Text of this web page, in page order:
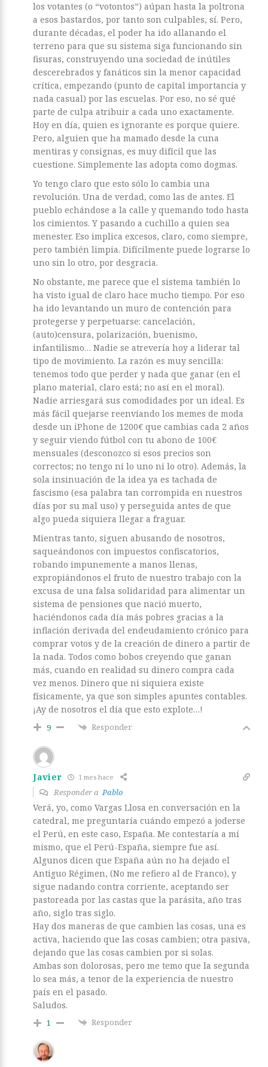
los votantes (o “votontos”) aúpan hasta la poltrona
a esos bastardos, por tanto son culpables, sí. Pero,
durante décadas, el poder ha ido allanando el
terreno para que su sistema siga funcionando sin
fisuras, construyendo una sociedad de inútiles
descerebrados y fanáticos sin la menor capacidad
crítica, empezando (punto de capital importancia y
nada casual) por las escuelas. Por eso, no sé qué
parte de culpa atribuir a cada uno exactamente.
Hoy en día, quien es ignorante es porque quiere.
Pero, alguien que ha mamado desde la cuna
mentiras y consignas, es muy difícil que las
cuestione. Simplemente las adopta como dogmas.
Yo tengo claro que esto sólo lo cambia una
revolución. Una de verdad, como las de antes. El
pueblo echándose a la calle y quemando todo hasta
los cimientos. Y pasando a cuchillo a quien sea
menester. Eso implica excesos, claro, como siempre,
pero también limpia. Difícilmente puede lograrse lo
uno sin lo otro, por desgracia.
No obstante, me parece que el sistema también lo
ha visto igual de claro hace mucho tiempo. Por eso
ha ido levantando un muro de contención para
protegerse y perpetuarse: cancelación,
(auto)censura, polarización, buenismo,
infantilismo… Nadie se atrevería hoy a liderar tal
tipo de movimiento. La razón es muy sencilla:
tenemos todo que perder y nada que ganar (en el
plano material, claro está; no así en el moral).
Nadie arriesgará sus comodidades por un ideal. Es
más fácil quejarse reenviando los memes de moda
desde un iPhone de 1200€ que cambias cada 2 años
y seguir viendo fútbol con tu abono de 100€
mensuales (desconozco si esos precios son
correctos; no tengo ni lo uno ni lo otro). Además, la
sola insinuación de la idea ya es tachada de
fascismo (esa palabra tan corrompida en nuestros
días por su mal uso) y perseguida antes de que
algo pueda siquiera llegar a fraguar.
Mientras tanto, siguen abusando de nosotros,
saqueándonos con impuestos confiscatorios,
robando impunemente a manos llenas,
expropiándonos el fruto de nuestro trabajo con la
excusa de una falsa solidaridad para alimentar un
sistema de pensiones que nació muerto,
haciéndonos cada día más pobres gracias a la
inflación derivada del endeudamiento crónico para
comprar votos y de la creación de dinero a partir de
la nada. Todos como bobos creyendo que ganan
más, cuando en realidad su dinero compra cada
vez menos. Dinero que ni siquiera existe
físicamente, ya que son simples apuntes contables.
¡Ay de nosotros el día que esto explote…!
9 Responder
Javier 1 mes hace
Responder aPablo
Verá, yo, como Vargas Llosa en conversación en la
catedral, me preguntaría cuándo empezó a joderse
el Perú, en este caso, España. Me contestaría a mí
mismo, que el Perú-España, siempre fue así.
Algunos dicen que España aún no ha dejado el
Antiguo Régimen, (No me refiero al de Franco), y
sigue nadando contra corriente, aceptando ser
pastoreada por las castas que la parásita, año tras
año, siglo tras siglo.
Hay dos maneras de que cambien las cosas, una es
activa, haciendo que las cosas cambien; otra pasiva,
dejando que las cosas cambien por si solas.
Ambas son dolorosas, pero me temo que la segunda
lo sea más, a tenor de la experiencia de nuestro
país en el pasado.
Saludos.
1 Responder